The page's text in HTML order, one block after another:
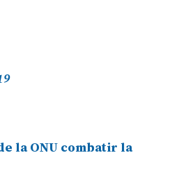
la ONU combatir la